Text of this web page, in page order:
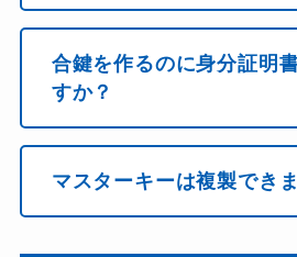
合鍵を作るのに身分証明
すか？
マスターキーは複製でき